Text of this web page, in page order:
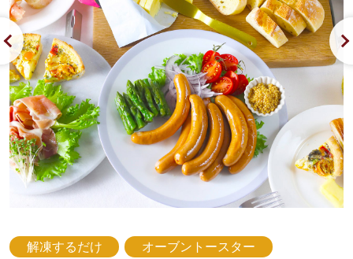
解凍するだけ
オーブントースター